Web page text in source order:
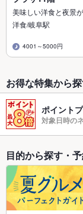
美味しい洋食と夜景
洋食/岐阜駅
4001～5000円
お得な特集から
ポイント
対象日時の
目的から探す・